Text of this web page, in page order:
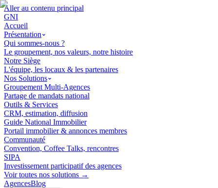
Aller au contenu principal
GNI
Accueil
Présentation
Qui sommes-nous ?
Le groupement, nos valeurs, notre histoire
Notre Siège
L'équipe, les locaux & les partenaires
Nos Solutions
Groupement Multi-Agences
Partage de mandats national
Outils & Services
CRM, estimation, diffusion
Guide National Immobilier
Portail immobilier & annonces membres
Communauté
Convention, Coffee Talks, rencontres
SIPA
Investissement participatif des agences
Voir toutes nos solutions →
AgencesBlog